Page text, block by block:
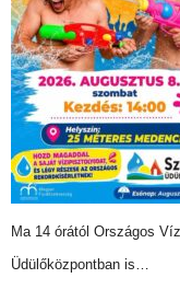
Ma 14 órától Országos
Üdülőközpontban is…